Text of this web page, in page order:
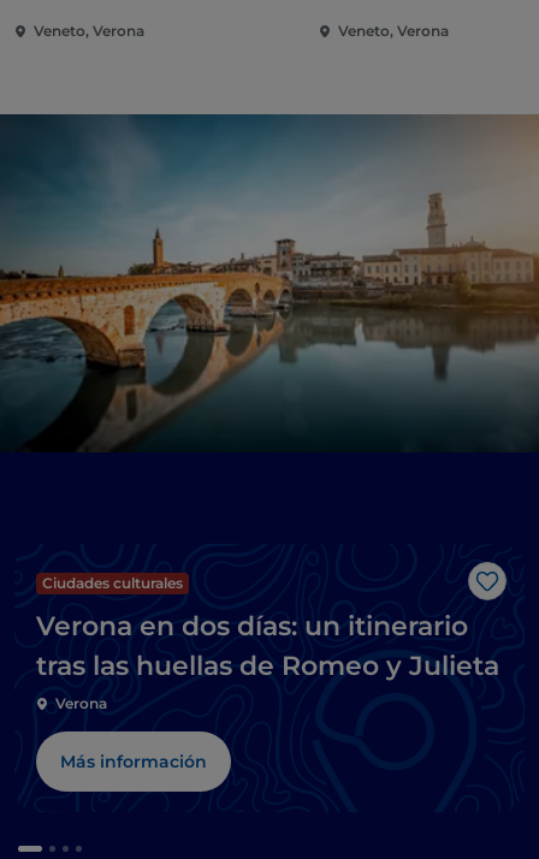
Veneto, Verona Veneto, Verona
Me
Ciudades culturales
Verona en dos días: un itinerario
tras las huellas de Romeo y Julieta
Verona
Más información